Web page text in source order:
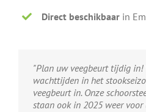
Direct beschikbaar in
"Plan uw veegbeurt tijdig in!
wachttijden in het
veegbeurt in. Onze
staan ook in 2025 weer voor